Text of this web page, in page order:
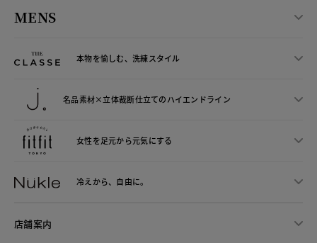
MENS
本物を愉しむ、洗練スタイル
名品素材×立体裁断仕立てのハイエンドライン
女性を足元から元気にする
冷えから、 自由に。
店舗案内